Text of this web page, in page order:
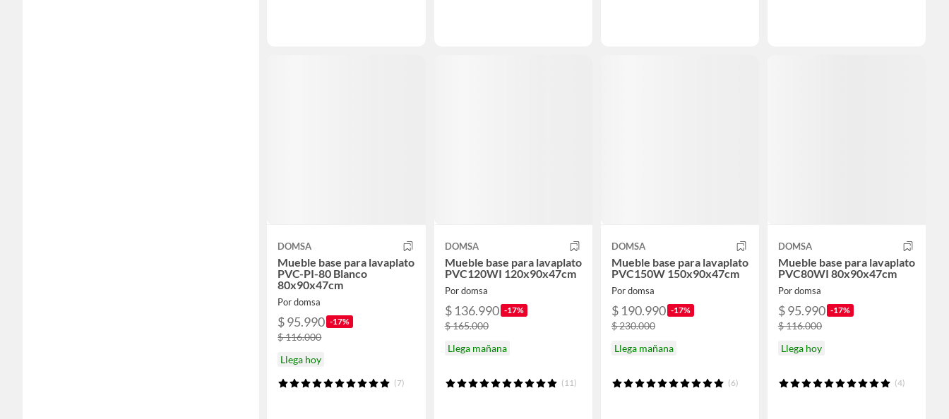
DOMSA
Mueble base para lavaplato
PVC-PI-80 Blanco
80x90x47cm
Por domsa
$ 95.990 -17%
$ 116.000
Llega hoy
(7)
DOMSA
Mueble base para lavaplato
PVC120WI 120x90x47cm
Por domsa
$ 136.990 -17%
$ 165.000
Llega mañana
(11)
DOMSA
Mueble base para lavaplato
PVC150W 150x90x47cm
Por domsa
$ 190.990 -17%
$ 230.000
Llega mañana
(6)
DOMSA
Mueble base para lavaplato
PVC80WI 80x90x47cm
Por domsa
$ 95.990 -17%
$ 116.000
Llega hoy
(4)